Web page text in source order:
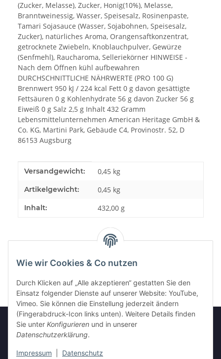
Wie wir Cookies & Co nutzen
Durch Klicken auf „Alle akzeptieren“ gestatten Sie den
Einsatz folgender Dienste auf unserer Website: YouTube,
Vimeo. Sie können die Einstellung jederzeit ändern
(Fingerabdruck-Icon links unten). Weitere Details finden
Sie unter Konfigurieren und in unserer
Datenschutzerklärung.
Impressum Datenschutz
(Zucker, Melasse), Zucker, Honig(10%), Melasse,
Branntweinessig, Wasser, Speisesalz, Rosinenpaste,
Tamari Sojasauce (Wasser, Sojabohnen, Speisesalz,
Zucker), natürliches Aroma, Orangensaftkonzentrat,
getrocknete Zwiebeln, Knoblauchpulver, Gewürze
(Senfmehl), Raucharoma, Selleriekörner HINWEISE -
Nach dem Öffnen kühl aufbewahren
DURCHSCHNITTLICHE NÄHRWERTE (PRO 100 G)
Brennwert 950 kJ / 224 kcal Fett 0 g davon gesättigte
Fettsäuren 0 g Kohlenhydrate 56 g davon Zucker 56 g
Eiweiß 0 g Salz 2,5 g Inhalt 432 Gramm
Lebensmittelunternehmen American Heritage GmbH &
Co. KG, Martini Park, Gebäude C4, Provinostr. 52, D
86153 Augsburg
Produkteigenschaft
Wert
Versandgewicht: 0,45 kg
Artikelgewicht: 0,45 kg
Inhalt: 432,00 g